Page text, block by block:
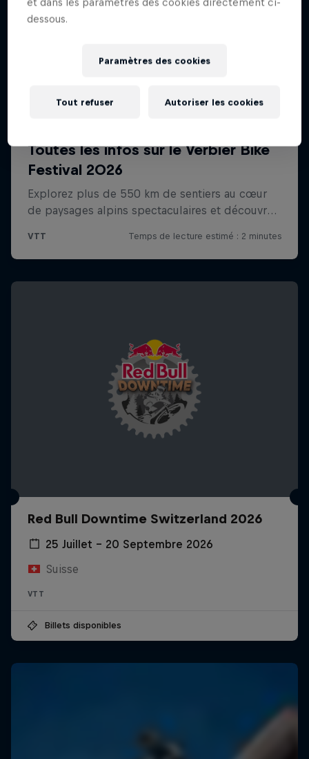
Red Bull Downtime Switzerland 2026
25 Juillet – 20 Septembre 2026
Suisse
VTT
Billets disponibles
dessous.
Paramètres des cookies
Tout refuser Autoriser les cookies